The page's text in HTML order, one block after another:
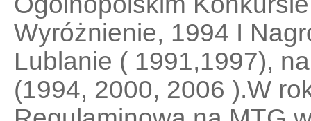
Wyróżnienie, 1994 I
Lublanie ( 1991,1997),
(1994, 2000, 2006 ).W